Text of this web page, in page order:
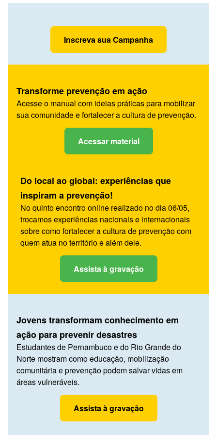
Inscreva sua Campanha
Transforme prevenção em ação
Acesse o manual com ideias práticas para mobilizar
sua comunidade e fortalecer a cultura de prevenção.
Acessar material
Do local ao global: experiências que
inspiram a prevenção!
No quinto encontro online realizado no dia 06/05,
trocamos experiências nacionais e internacionais
sobre como fortalecer a cultura de prevenção com
quem atua no território e além dele.
Assista à gravação
Jovens transformam conhecimento em
ação para prevenir desastres
Estudantes de Pernambuco e do Rio Grande do
Norte mostram como educação, mobilização
comunitária e prevenção podem salvar vidas em
áreas vulneráveis.
Assista à gravação